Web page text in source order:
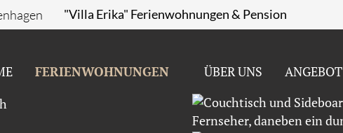
"Villa Erika" Ferienwohnungen & Pension
FERIENWOHNUNGEN ÜBER UNS ANGEBOT